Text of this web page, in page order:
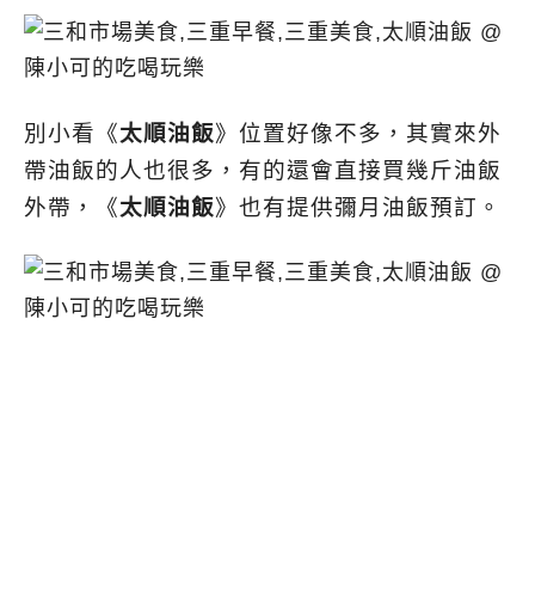
別小看《太順油飯》位置好像不多，其實來外
帶油飯的人也很多，有的還會直接買幾斤油飯
外帶，《太順油飯》也有提供彌月油飯預訂。